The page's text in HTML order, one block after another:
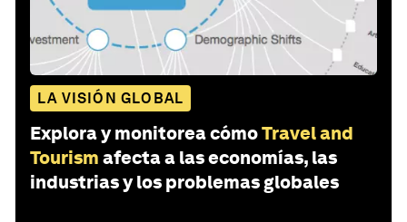
LA VISIÓN GLOBAL
Explora y monitorea cómoTravel and
Tourism afecta a las economías, las
industrias y los problemas globales